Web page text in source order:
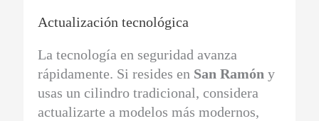
Actualización tecnológica
La tecnología en seguridad avanza
rápidamente. Si resides en San Ramón y
usas un cilindro tradicional, considera
actualizarte a modelos más modernos,